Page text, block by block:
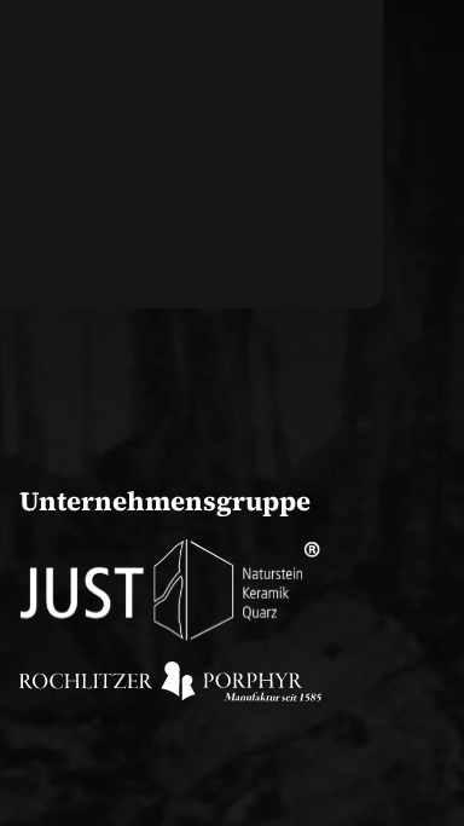
Unternehmensgruppe